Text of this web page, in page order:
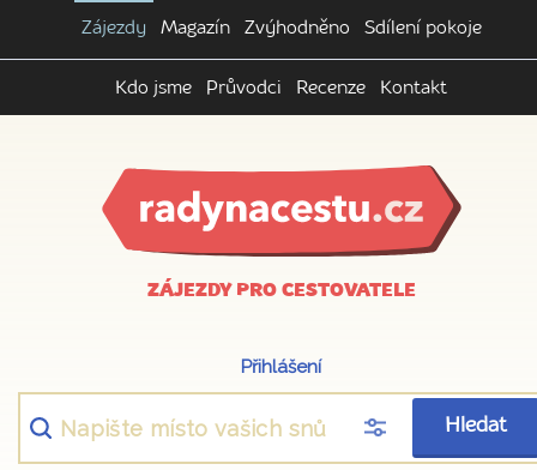
Zájezdy Magazín Zvýhodněno Sdílení pokoje
Kdo jsme Průvodci Recenze Kontakt
ZÁJEZDY PRO CESTOVATELE
Přihlášení
Hledat